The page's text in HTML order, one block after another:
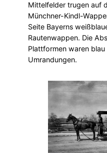
Mittelfelder trugen auf
Münchner-Kindl-
Seite Bayerns
Rautenwappen. Die
Plattformen waren
Umrandungen.